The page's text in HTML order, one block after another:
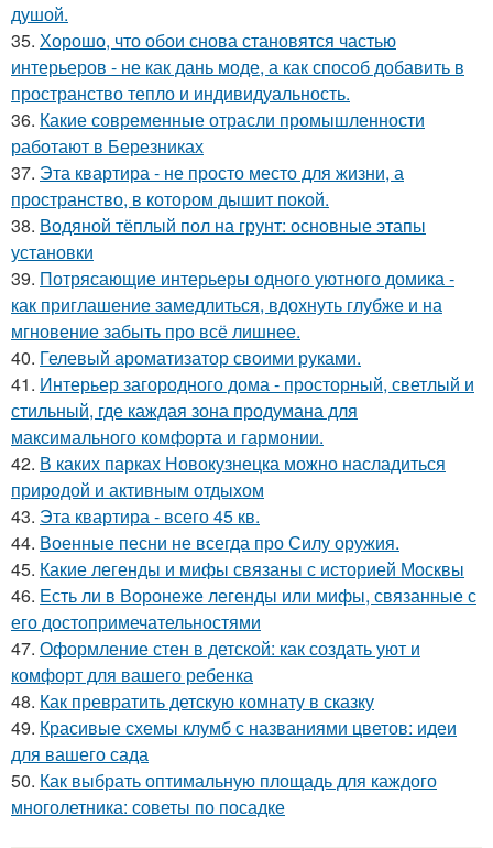
душой.
35. Хорошо, что обои снова становятся частью
интерьеров - не как дань моде, а как способ добавить в
пространство тепло и индивидуальность.
36. Какие современные отрасли промышленности
работают в Березниках
37. Эта квартира - не просто место для жизни, а
пространство, в котором дышит покой.
38. Водяной тёплый пол на грунт: основные этапы
установки
39. Потрясающие интерьеры одного уютного домика -
как приглашение замедлиться, вдохнуть глубже и на
мгновение забыть про всё лишнее.
40. Гелевый ароматизатор своими руками.
41. Интерьер загородного дома - просторный, светлый и
стильный, где каждая зона продумана для
максимального комфорта и гармонии.
42. В каких парках Новокузнецка можно насладиться
природой и активным отдыхом
43. Эта квартира - всего 45 кв.
44. Военные песни не всегда про Силу оружия.
45. Какие легенды и мифы связаны с историей Москвы
46. Есть ли в Воронеже легенды или мифы, связанные с
его достопримечательностями
47. Оформление стен в детской: как создать уют и
комфорт для вашего ребенка
48. Как превратить детскую комнату в сказку
49. Красивые схемы клумб с названиями цветов: идеи
для вашего сада
50. Как выбрать оптимальную площадь для каждого
многолетника: советы по посадке